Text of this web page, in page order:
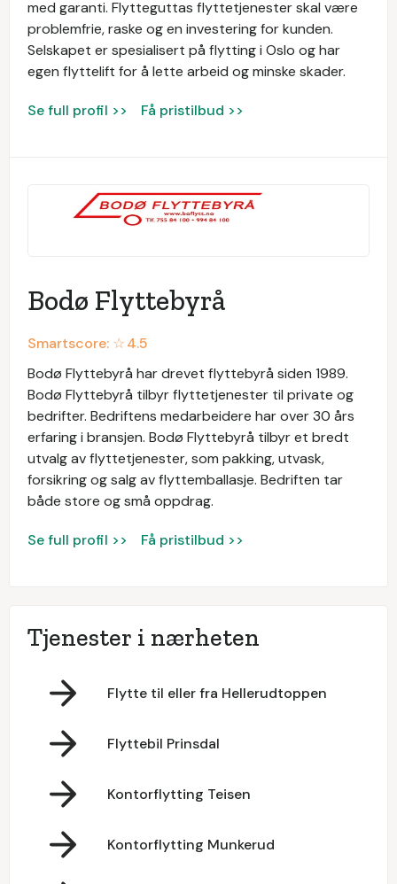
med garanti. Flytteguttas flyttetjenester skal være
problemfrie, raske og en investering for kunden.
Selskapet er spesialisert på flytting i Oslo og har
egen flyttelift for å lette arbeid og minske skader.
Se full profil >> Få pristilbud >>
Bodø Flyttebyrå
Smartscore: ☆4.5
Bodø Flyttebyrå har drevet flyttebyrå siden 1989.
Bodø Flyttebyrå tilbyr flyttetjenester til private og
bedrifter. Bedriftens medarbeidere har over 30 års
erfaring i bransjen. Bodø Flyttebyrå tilbyr et bredt
utvalg av flyttetjenester, som pakking, utvask,
forsikring og salg av flyttemballasje. Bedriften tar
både store og små oppdrag.
Se full profil >> Få pristilbud >>
Tjenester i nærheten
Flytte til eller fra Hellerudtoppen
Flyttebil Prinsdal
Kontorflytting Teisen
Kontorflytting Munkerud